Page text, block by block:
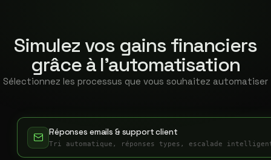
Simulez vos gains financiers
grâce à l'automatisation
Sélectionnez les processus que vous souhaitez automatiser
Réponses emails & support client
Tri automatique, réponses types, escalade